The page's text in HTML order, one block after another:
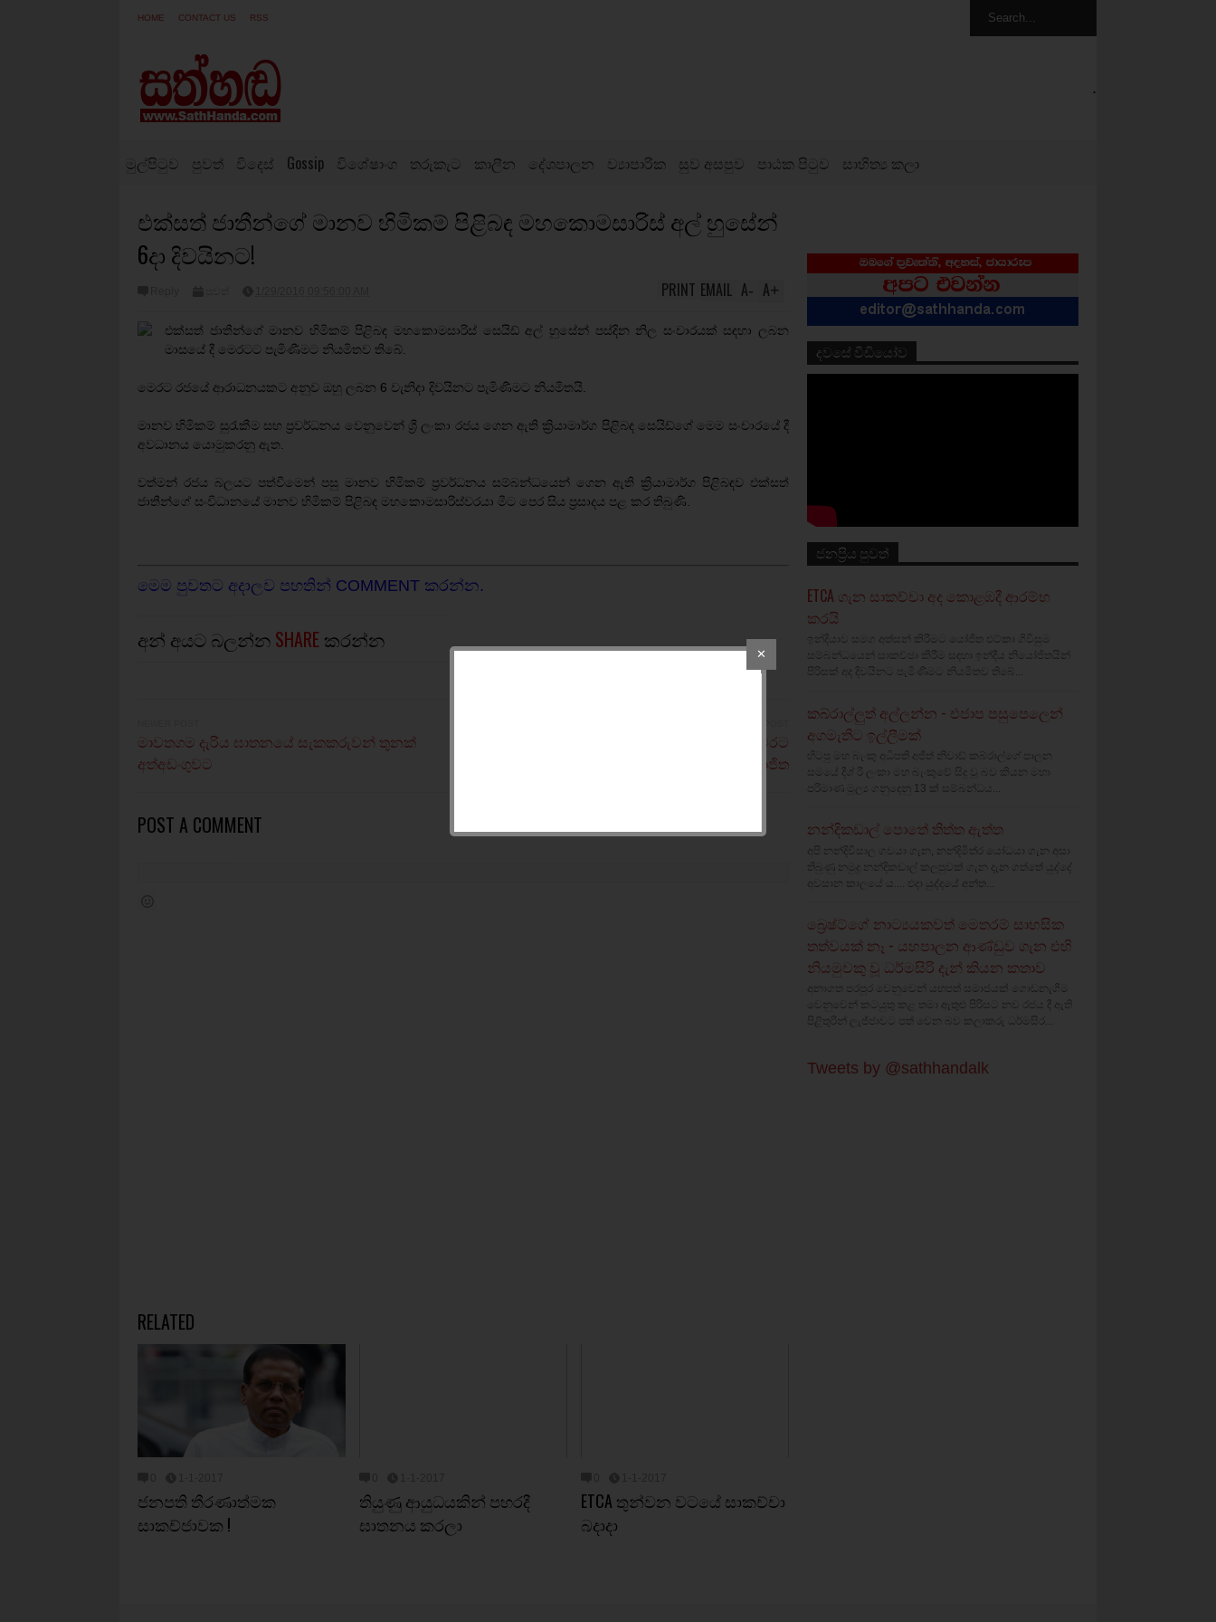
HOME CONTACT US RSS
.
මුල්පිටුව පුවත් විදෙස් Gossip විශේෂාංග තරුකැට කාලීන දේශපාලන ව්‍යාපාරික සුව අසපුව පාඨක පිටුව සාහිත්‍ය කලා
එක්සත් ජාතීන්ගේ මානව හිමිකම් පිළිබඳ මහකොමසාරිස් අල් හුසේන්
6දා දිවයිනට!
A+
A-
EMAIL
PRINT
එක්සත් ජාතීන්ගේ මානව හිමිකම් පිළිබඳ මහකොමසාරිස් සෙයිඩ් අල් හුසේන් පස්දින නිල සංචාරයක් සඳහා ලබන
මාසයේ දී මෙරටට පැමිණීමට නියමිතව තිබේ.
මෙරට රජයේ ආරාධනයකට අනුව ඔහු ලබන 6 වැනිදා දිවයිනට පැමිණීමට නියමිතයි.
මානව හිමිකම් සුරැකීම සහ ප්‍රවර්ධනය වෙනුවෙන් ශ්‍රී ලංකා රජය ගෙන ඇති ක්‍රියාමාර්ග පිළිබඳ සෙයිඩ්ගේ මෙම සංචාරයේ දී
අවධානය යොමුකරනු ඇත.
වත්මන් රජය බලයට පත්වීමෙන් පසු මානව හිමිකම් ප්‍රවර්ධනය සම්බන්ධයෙන් ගෙන ඇති ක්‍රියාමාර්ග පිළිබඳව එක්සත්
ජාතීන්ගේ සංවිධානයේ මානව හිමිකම් පිළිබඳ මහකොමසාරිස්වරයා මීට පෙර සිය ප්‍රසාදය පළ කර තිබුණි.
මෙම පුවතට අදාලව පහතින් COMMENT කරන්න.
අන් අයට බලන්න SHARE කරන්න
මාවතගම දැරිය ඝාතනයේ සැකකරුවන් තුනක්
අත්අඩංගුවට
මෙවර නිදහස්‌ උළෙලේදී ජාතික ගීය පළමුවරට
සිංහලෙන් හා දෙමළෙන් - රාජිත
POST A COMMENT
RELATED
ජනපති තීරණාත්මක
සාකච්ජාවක !
තියුණු ආයුධයකින් පහරදී
ඝාතනය කරලා
ETCA තුන්වන වටයේ සාකච්චා
බදාදා
දවසේ වීඩියෝව
ජනප්‍රිය පුවත්
ETCA ගැන සාකච්චා අද කොළඹදී ආරම්භ
කරයි
ඉන්දියාව සමග අත්සන් කිරීමට යෝජිත එට්කා ගිවිසුම
සම්බන්ධයෙන් සාකච්ඡා කිරීම සඳහා ඉන්දීය නියෝජිතයින්
පිරිසක් අද දිවයිනට පැමිණීමට නියමිතව තිබේ...
කබ්රාල්ලුත් අල්ලන්න - එජාප පසුපෙලෙන්
අගමැතිට ඉල්ලීමක්
හිටපු මහ බැංකු අධිපති අජිත් නිවාඩ් කබ්රාල්ගේ පාලන
සමයේ දීශ්‍ රී ලංකා මහ බැංකුවේ සිදු වූ බව කියන මහා
පරිමාණ මූල්‍ය ගනුදෙනු 13 ක් සම්බන්ධය...
නන්දිකඩාල් පොතේ තිත්ත ඇත්ත
අපි නන්දිවිසාල ගවයා ගැන, නන්දිමිත්ර යෝධයා ගැන අසා
තිබුණු නමුදු නන්දිකඩාල් කලපුවක් ගැන දැන ගත්තේ යුද්දේ
අවසාන කාලයේ ය.... එදා යුද්දයේ අන්ත...
බ්‍රෙෂ්ට්ගේ නාට්‍යයකවත් මෙතරම් සාහසික
තත්වයක් නෑ - යහපාලන ආණ්ඩුව ගැන එහි
නියමුවකු වූ ධර්මසිරි දැන් කියන කතාව
අනාගත පරපුර වෙනුවෙන් යහපත් සමාජයක් ගොඩනැගීම
වෙනුවෙන් කටයුතු කළ තමා ඇතුළු පිරිසට නව රජය දී ඇති
පිළිතුරින් ලැජ්ජාවට පත් වෙන බව කලාකරු ධර්මසිර...
Tweets by @sathhandalk
✕